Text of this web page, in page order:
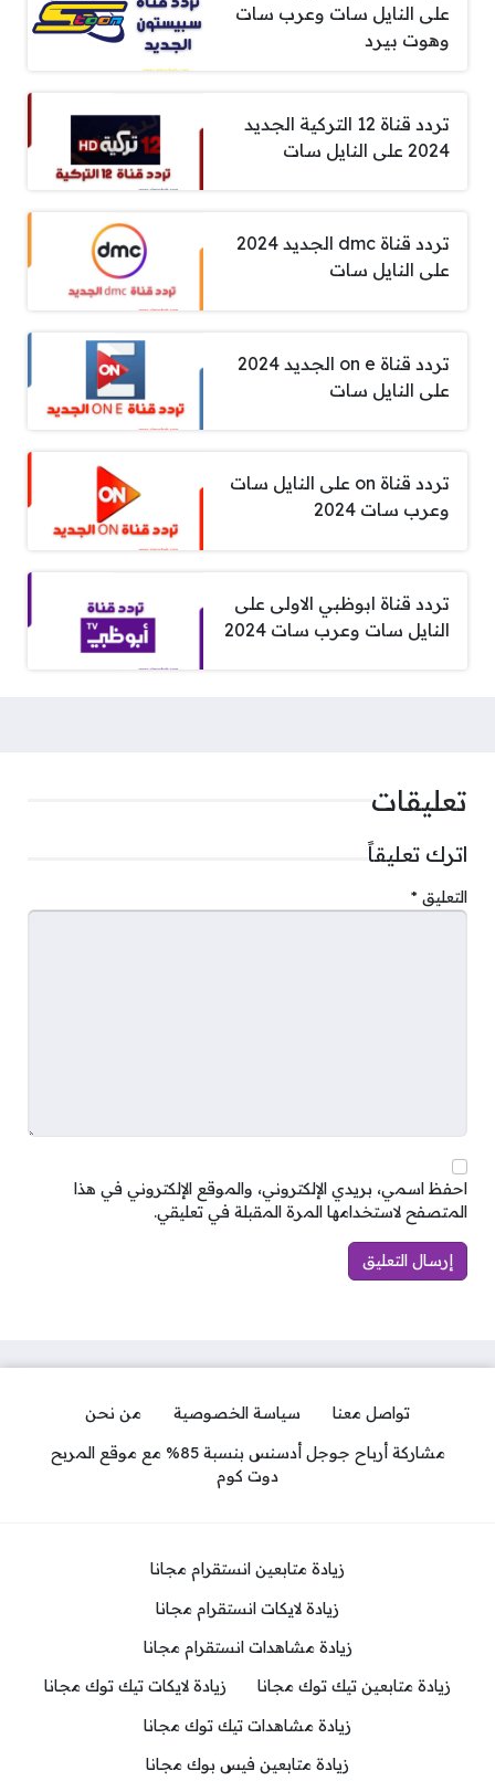
على النايل سات وعرب سات
وهوت بيرد
تردد قناة 12 التركية الجديد
2024 على النايل سات
تردد قناة dmc الجديد 2024
على النايل سات
تردد قناة on e الجديد 2024
على النايل سات
تردد قناة on على النايل سات
وعرب سات 2024
تردد قناة ابوظبي الاولى على
النايل سات وعرب سات 2024
تعليقات
اترك تعليقاً
التعليق *
احفظ اسمي، بريدي الإلكتروني، والموقع الإلكتروني في هذا
المتصفح لاستخدامها المرة المقبلة في تعليقي.
تواصل معنا سياسة الخصوصية
من نحن
مشاركة أرباح جوجل أدسنس بنسبة 85% مع موقع المربح
دوت كوم
زيادة متابعين انستقرام مجانا
زيادة لايكات انستقرام مجانا
زيادة مشاهدات انستقرام مجانا
زيادة متابعين تيك توك مجانا
زيادة لايكات تيك توك مجانا
زيادة مشاهدات تيك توك مجانا
زيادة متابعين فيس بوك مجانا